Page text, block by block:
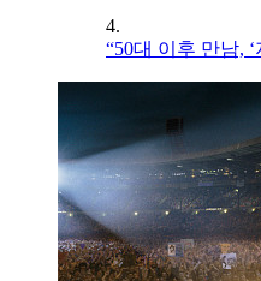
4.
“50대 이후 만남,